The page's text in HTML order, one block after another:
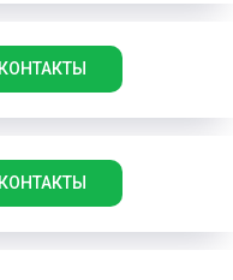
КОНТАКТЫ
КОНТАКТЫ